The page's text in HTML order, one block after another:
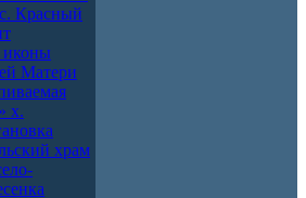
Красный
Матери
х.
храм